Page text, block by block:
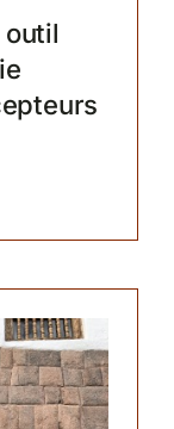
outil